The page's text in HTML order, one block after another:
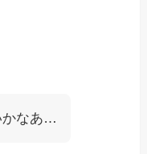
かなあ…